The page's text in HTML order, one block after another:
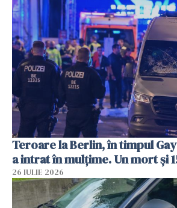
Teroare la Berlin, în timpul
a intrat în mulțime. Un mort și
26 IULIE 2026